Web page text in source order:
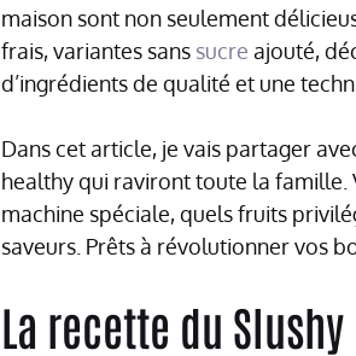
maison sont non seulement
frais, variantes sans sucre ajouté,
d’ingrédients de qualité et une
Dans cet article, je vais partager
healthy qui raviront toute la
machine spéciale, quels fruits
saveurs. Prêts à révolutionner vos
La recette du